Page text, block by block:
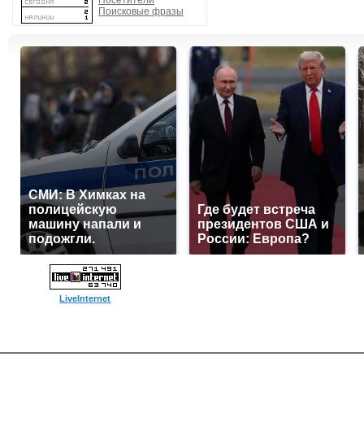
Поисковые фразы
СМИ: В Химках на
полицейскую
машину напали и
подожгли.
Где будет встреча
президентов США и
России: Европа?
LiveInternet